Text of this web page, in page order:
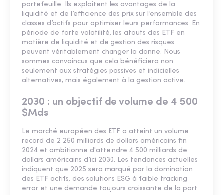
portefeuille. Ils exploitent les avantages de la
liquidité et de l’efficience des prix sur l’ensemble des
classes d’actifs pour optimiser leurs performances. En
période de forte volatilité, les atouts des ETF en
matière de liquidité et de gestion des risques
peuvent véritablement changer la donne. Nous
sommes convaincus que cela bénéficiera non
seulement aux stratégies passives et indicielles
alternatives, mais également à la gestion active.
2030 : un objectif de volume de 4 500
$Mds
Le marché européen des ETF a atteint un volume
record de 2 250 milliards de dollars américains fin
2024 et ambitionne d'atteindre 4 500 milliards de
dollars américains d’ici 2030. Les tendances actuelles
indiquent que 2025 sera marqué par la domination
des ETF actifs, des solutions ESG à faible tracking
error et une demande toujours croissante de la part